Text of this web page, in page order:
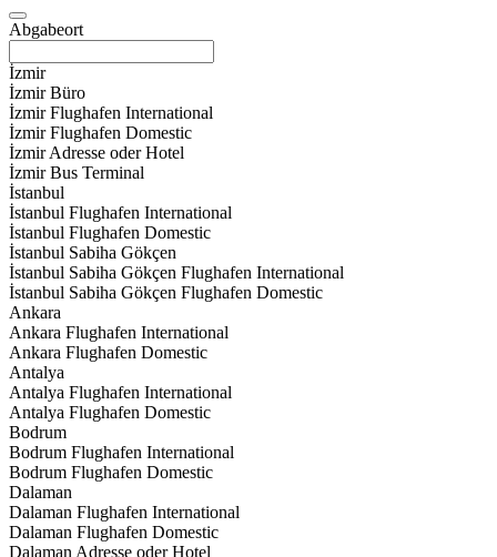
Abgabeort
İzmir
İzmir Büro
İzmir Flughafen International
İzmir Flughafen Domestic
İzmir Adresse oder Hotel
İzmir Bus Terminal
İstanbul
İstanbul Flughafen International
İstanbul Flughafen Domestic
İstanbul Sabiha Gökçen
İstanbul Sabiha Gökçen Flughafen International
İstanbul Sabiha Gökçen Flughafen Domestic
Ankara
Ankara Flughafen International
Ankara Flughafen Domestic
Antalya
Antalya Flughafen International
Antalya Flughafen Domestic
Bodrum
Bodrum Flughafen International
Bodrum Flughafen Domestic
Dalaman
Dalaman Flughafen International
Dalaman Flughafen Domestic
Dalaman Adresse oder Hotel